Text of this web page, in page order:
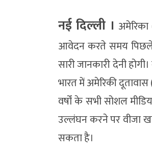
नई दिल्‍ली ।
आवेदन करते समय पिछले
सारी जानकारी देनी
भारत में अमेरिकी
वर्षों के सभी सोशल
उल्लंघन करने पर वीजा
सकता है।